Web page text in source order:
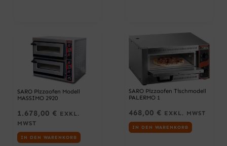
SARO Pizzaofen Modell
MASSIMO 2920
1.678,00 € EXKL.
MWST
IN DEN WARENKORB
SARO Pizzaofen Tischmodell
PALERMO 1
468,00 € EXKL. MWST
IN DEN WARENKORB